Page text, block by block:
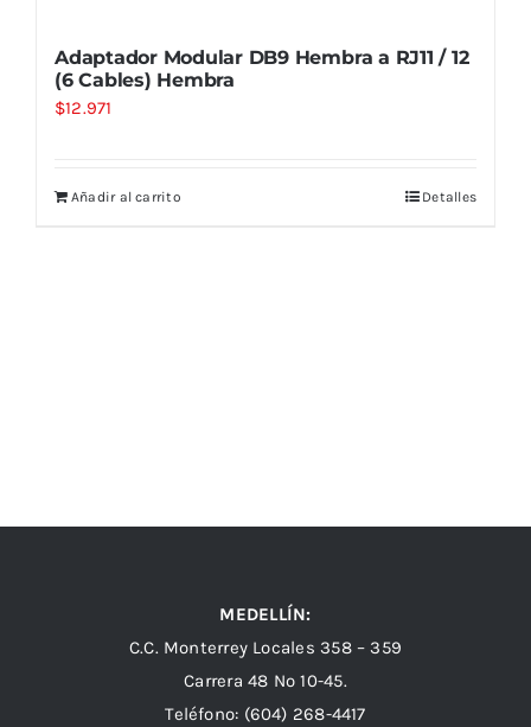
Adaptador Modular DB9 Hembra a RJ11 / 12
(6 Cables) Hembra
$12.971
Añadir al carrito Detalles
MEDELLÍN:
C.C. Monterrey Locales 358 – 359
Carrera 48 Nº 10-45.
Teléfono: (604) 268-4417